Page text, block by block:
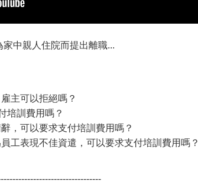
中親人住院而提出離職...
主可以拒絕嗎？
培訓費用嗎？
，可以要求支付培訓費用嗎？
工表現不佳資遣，可以要求支付培訓費用嗎？